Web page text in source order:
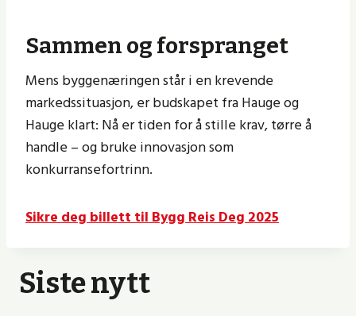
Sammen og forspranget
Mens byggenæringen står i en krevende
markedssituasjon, er budskapet fra Hauge og
Hauge klart: Nå er tiden for å stille krav, tørre å
handle – og bruke innovasjon som
konkurransefortrinn.
Sikre deg billett til Bygg Reis Deg 2025
Siste nytt